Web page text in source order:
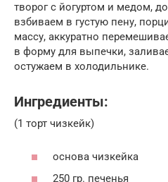
творог с йогуртом и медом,
взбиваем в густую пену,
массу, аккуратно
в форму для выпечки,
остужаем в холодильнике.
Ингредиенты:
(1 торт чизкейк)
основа чизкейка
250 гр. печенья